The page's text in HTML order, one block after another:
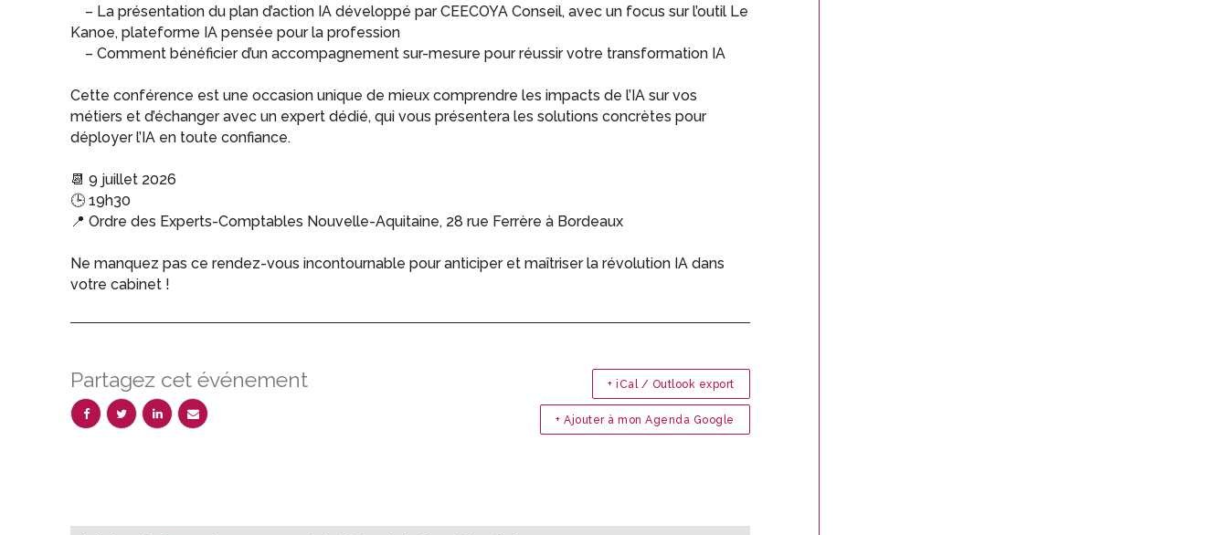
– La présentation du plan d’action IA développé par CEECOYA Conseil, avec un focus sur l’outil Le
Kanoe, plateforme IA pensée pour la profession
– Comment bénéficier d’un accompagnement sur-mesure pour réussir votre transformation IA
Cette conférence est une occasion unique de mieux comprendre les impacts de l’IA sur vos
métiers et d’échanger avec un expert dédié, qui vous présentera les solutions concrètes pour
déployer l’IA en toute confiance.
📆 9 juillet 2026
🕒 19h30
📍 Ordre des Experts-Comptables Nouvelle-Aquitaine, 28 rue Ferrère à Bordeaux
Ne manquez pas ce rendez-vous incontournable pour anticiper et maîtriser la révolution IA dans
votre cabinet !
Partagez cet événement
+ Ajouter à mon Agenda Google
+ iCal / Outlook export